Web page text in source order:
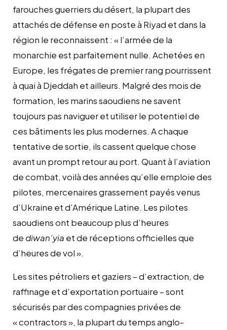
farouches guerriers du désert, la plupart des
attachés de défense en poste à Riyad et dans la
région le reconnaissent : « l’armée de la
monarchie est parfaitement nulle. Achetées en
Europe, les frégates de premier rang pourrissent
à quai à Djeddah et ailleurs. Malgré des mois de
formation, les marins saoudiens ne savent
toujours pas naviguer et utiliser le potentiel de
ces bâtiments les plus modernes. A chaque
tentative de sortie, ils cassent quelque chose
avant un prompt retour au port. Quant à l’aviation
de combat, voilà des années qu’elle emploie des
pilotes, mercenaires grassement payés venus
d’Ukraine et d’Amérique Latine. Les pilotes
saoudiens ont beaucoup plus d’heures
de diwan’yia et de réceptions officielles que
d’heures de vol ».
Les sites pétroliers et gaziers – d’extraction, de
raffinage et d’exportation portuaire – sont
sécurisés par des compagnies privées de
« contractors », la plupart du temps anglo-